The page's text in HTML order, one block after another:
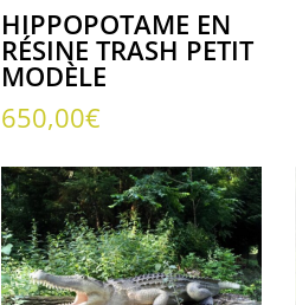
HIPPOPOTAME EN
RÉSINE TRASH PETIT
MODÈLE
650,00€